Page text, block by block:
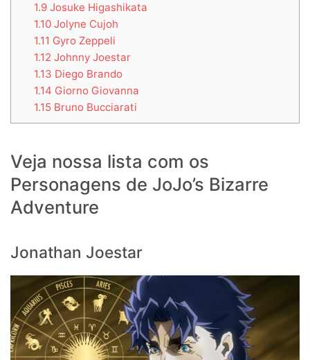
1.9Josuke Higashikata
1.10Jolyne Cujoh
1.11 Gyro Zeppeli
1.12 Johnny Joestar
1.13 Diego Brando
1.14 Giorno Giovanna
1.15Bruno Bucciarati
Veja nossa lista com os
Personagens de JoJo’s Bizarre
Adventure
Jonathan Joestar